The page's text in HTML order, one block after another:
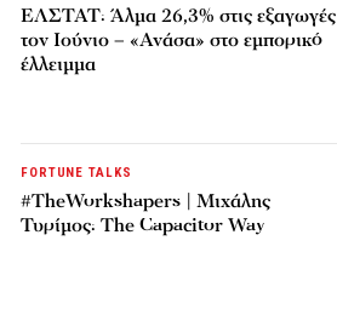
ΕΛΣΤΑΤ: Άλμα 26,3% στις εξαγωγές
τον Ιούνιο – «Ανάσα» στο εμπορικό
έλλειμμα
FORTUNE TALKS
#TheWorkshapers | Μιχάλης
Τυρίμος: The Capacitor Way